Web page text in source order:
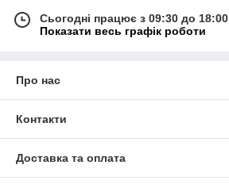
Сьогодні працює з 09:30 до 18:00
Показати весь графік роботи
Про нас
Контакти
Доставка та оплата